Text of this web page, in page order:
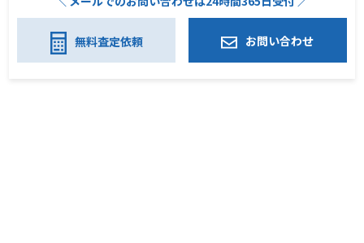
無料査定依頼 お問い合わせ